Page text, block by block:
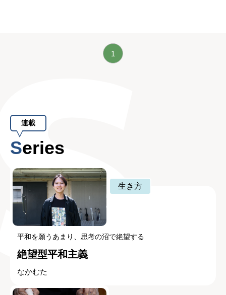
1
連載
Series
生き方
平和を願うあまり、思考の沼で絶望する
絶望型平和主義
なかむた